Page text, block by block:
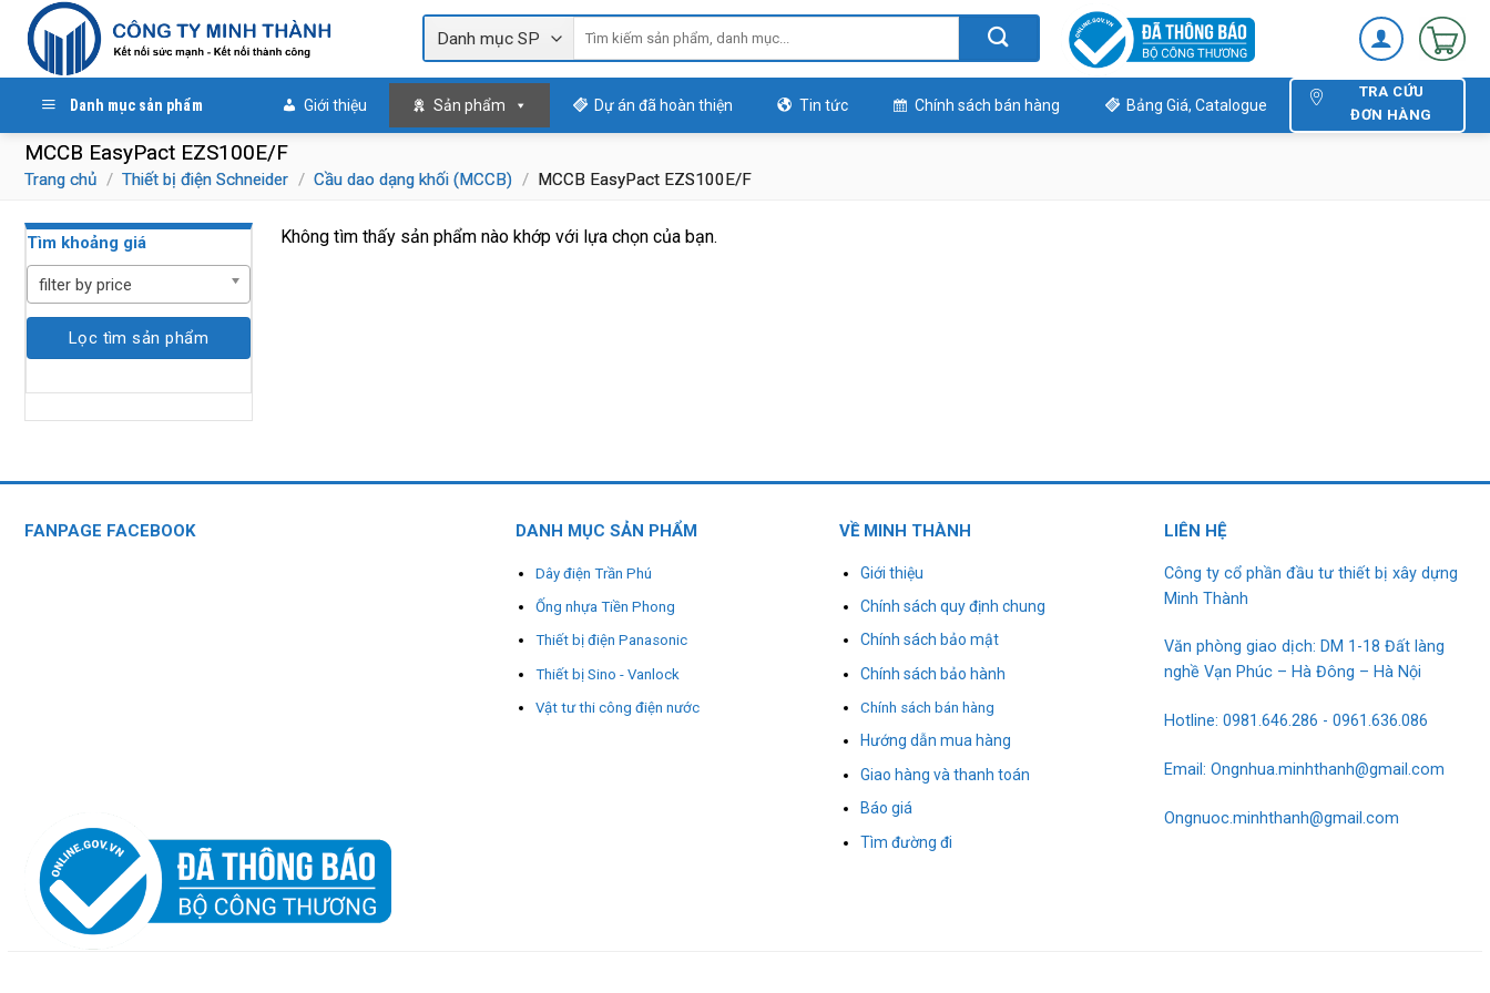
content
Danh mục sản phẩm Giới thiệu Sản phẩm Dự án đã hoàn thiện Tin tức Chính sách bán hàng Bảng Giá, Catalogue
TRA CỨU
ĐƠN HÀNG
MCCB EasyPact EZS100E/F
Trang chủ / Thiết bị điện Schneider / Cầu dao dạng khối (MCCB) / MCCB EasyPact EZS100E/F
Tìm khoảng giá
filter by price
Lọc tìm sản phẩm
Không tìm thấy sản phẩm nào khớp với lựa chọn của bạn.
FANPAGE FACEBOOK DANH MỤC SẢN PHẨM
Dây điện Trần Phú
Ống nhựa Tiền Phong
Thiết bị điện Panasonic
Thiết bị Sino - Vanlock
Vật tư thi công điện nước
VỀ MINH THÀNH
Giới thiệu
Chính sách quy định chung
Chính sách bảo mật
Chính sách bảo hành
Chính sách bán hàng
Hướng dẫn mua hàng
Giao hàng và thanh toán
Báo giá
Tìm đường đi
LIÊN HỆ
Công ty cổ phần đầu tư thiết bị xây dựng
Minh Thành
Văn phòng giao dịch: DM 1-18 Đất làng
nghề Vạn Phúc – Hà Đông – Hà Nội
Hotline: 0981.646.286 - 0961.636.086
Email: Ongnhua.minhthanh@gmail.com
Ongnuoc.minhthanh@gmail.com